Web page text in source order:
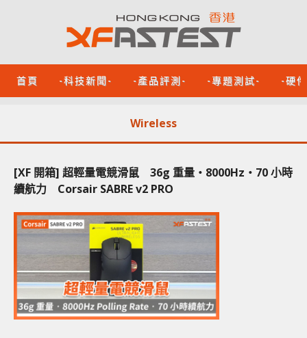
首頁 -科技新聞- -產品評測- -專題測試- -硬
Wireless
[XF 開箱] 超輕量電競滑鼠 36g 重量‧8000Hz‧70 小時
續航力 Corsair SABRE v2 PRO